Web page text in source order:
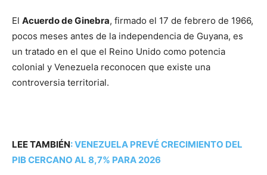
El Acuerdo de Ginebra, firmado el 17 de febrero de 1966,
pocos meses antes de la independencia de Guyana, es
un tratado en el que el Reino Unido como potencia
colonial y Venezuela reconocen que existe una
controversia territorial.
LEE TAMBIÉN:VENEZUELA PREVÉ CRECIMIENTO DEL
PIB CERCANO AL 8,7% PARA 2026